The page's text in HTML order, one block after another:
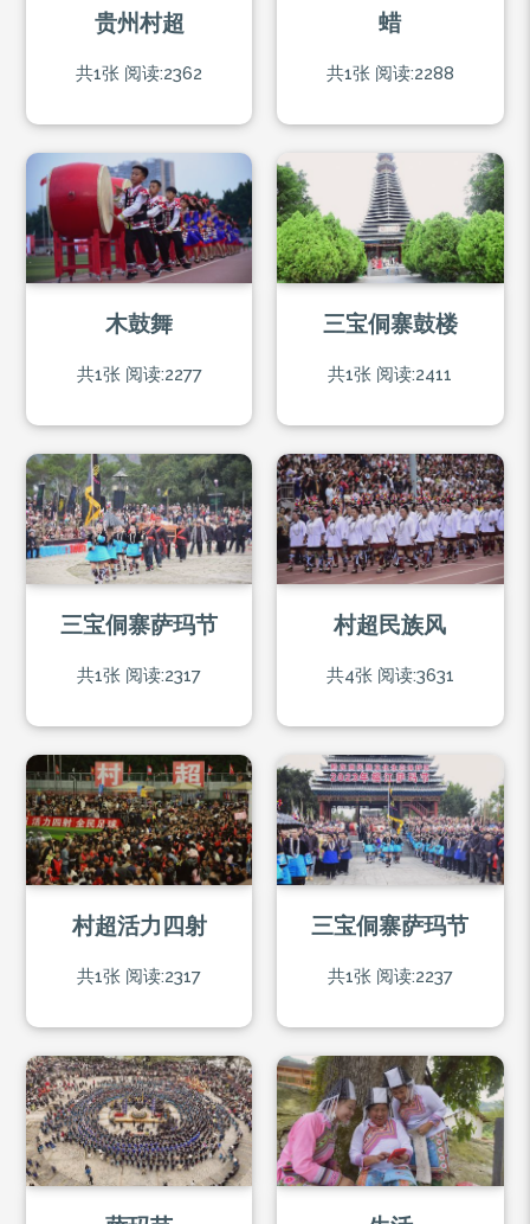
贵州村超
共1张 阅读:2362
蜡
共1张 阅读:2288
木鼓舞
共1张 阅读:2277
三宝侗寨鼓楼
共1张 阅读:2411
三宝侗寨萨玛节
共1张 阅读:2317
村超民族风
共4张 阅读:3631
村超活力四射
共1张 阅读:2317
三宝侗寨萨玛节
共1张 阅读:2237